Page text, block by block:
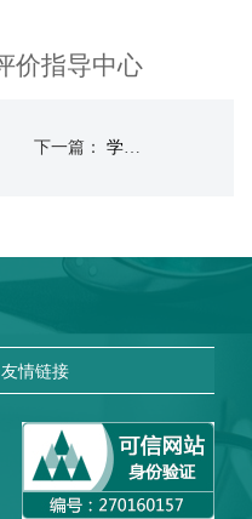
价指导中心
下一篇： 学校举办2026年春季学期校园双选会